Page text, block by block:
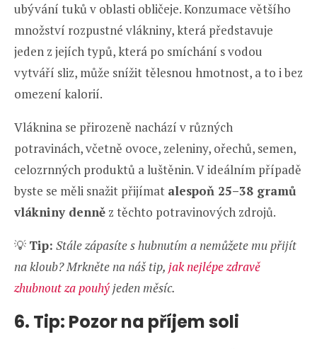
ubývání tuků v oblasti obličeje. Konzumace většího
množství rozpustné vlákniny, která představuje
jeden z jejích typů, která po smíchání s vodou
vytváří sliz, může snížit tělesnou hmotnost, a to i bez
omezení kalorií.
Vláknina se přirozeně nachází v různých
potravinách, včetně ovoce, zeleniny, ořechů, semen,
celozrnných produktů a luštěnin. V ideálním případě
byste se měli snažit přijímat alespoň 25–38 gramů
vlákniny denně z těchto potravinových zdrojů.
💡 Tip: Stále zápasíte s hubnutím a nemůžete mu přijít
na kloub? Mrkněte na náš tip, jak nejlépe zdravě
zhubnout za pouhýjeden měsíc.
6. Tip: Pozor na příjem soli